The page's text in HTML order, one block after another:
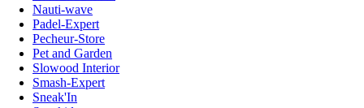
Nauti-wave
Padel-Expert
Pecheur-Store
Pet and Garden
Slowood Interior
Smash-Expert
Sneak'In